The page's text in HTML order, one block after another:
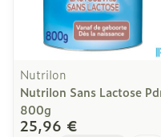
Nutrilon
Nutrilon Sans Lactose
800g
25,96 €